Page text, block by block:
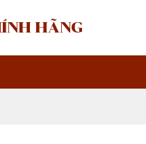
HÃNG